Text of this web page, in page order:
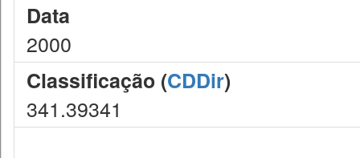
Data
2000
Classificação (CDDir)
341.39341